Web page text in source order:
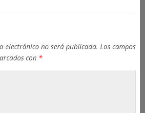
electrónico no será publicada. Los campos
con *